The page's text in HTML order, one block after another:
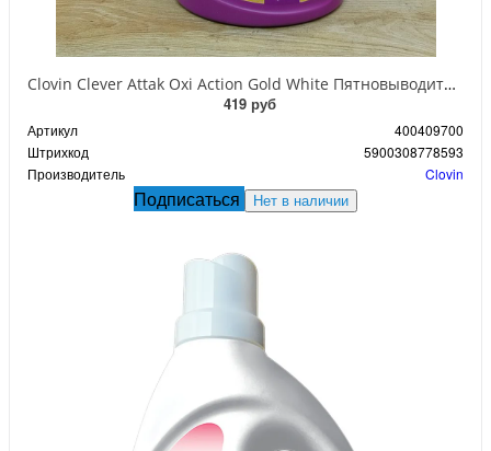
Clovin Clever Attak Oxi Action Gold White Пятновыводитель кислородный универсальный 1,5 л
419 руб
Артикул
400409700
Штрихкод
5900308778593
Производитель
Clovin
Подписаться Нет в наличии